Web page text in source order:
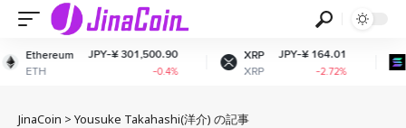
Ethereum
ETH
JPY-¥ 301,500.90
-0.4%
XRP
XRP
JPY-¥ 164.01
-2.72%
JinaCoin > Yousuke Takahashi(洋介) の記事